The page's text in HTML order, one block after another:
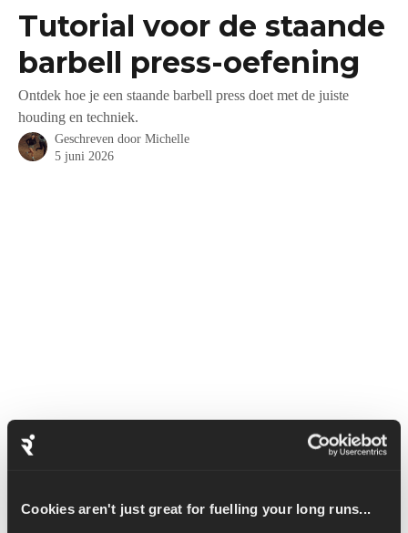
Cookies aren't just great for fuelling your long runs...
Tutorial voor de staande
barbell press-oefening
Ontdek hoe je een staande barbell press doet met de juiste
houding en techniek.
Geschreven door Michelle
5 juni 2026
De Barbell Overhead Press traint je voorste deltaspieren,
stabilisatoren van de wervelkolom.